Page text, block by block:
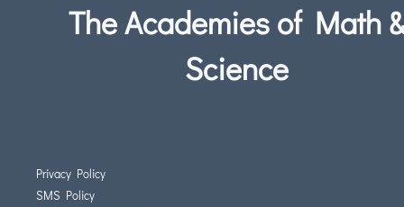
The Academies of Math &
Science
Privacy Policy
SMS Policy